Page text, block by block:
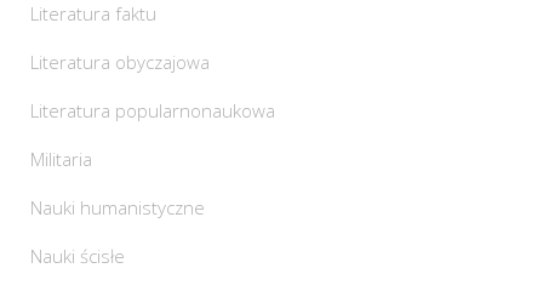
Literatura faktu
Literatura obyczajowa
Literatura popularnonaukowa
Militaria
Nauki humanistyczne
Nauki ścisłe